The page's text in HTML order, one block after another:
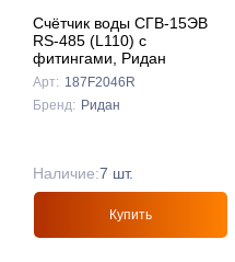
Счётчик воды СГВ-15ЭВ
RS-485 (L110) с
фитингами, Ридан
Арт: 187F2046R
Бренд: Ридан
Наличие:7 шт.
Купить